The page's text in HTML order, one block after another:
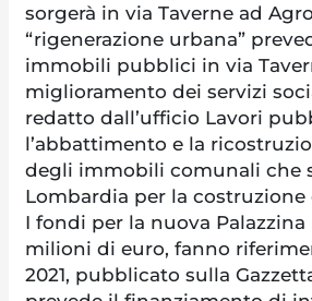
sorgerà in via Taverne ad
“rigenerazione urbana”
immobili pubblici in via
miglioramento dei servizi
redatto dall’ufficio Lavori
l’abbattimento e la
degli immobili comunali che
Lombardia per la costruzione
I fondi per la nuova
milioni di euro, fanno
2021, pubblicato sulla